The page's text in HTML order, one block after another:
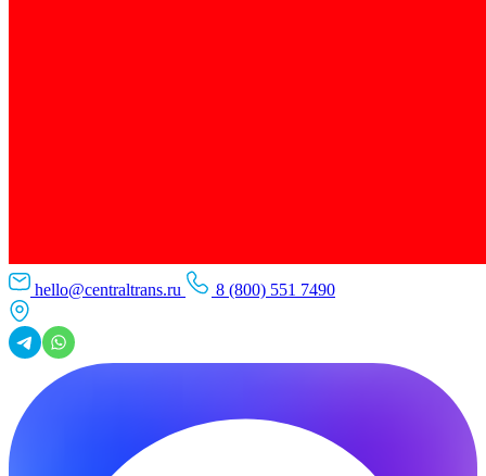
hello@centraltrans.ru 8 (800) 551 7490